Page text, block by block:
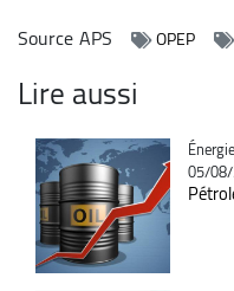
SourceAPS OPEP
Lire aussi
Catégorie
Énergie
05/